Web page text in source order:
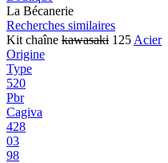
La Bécanerie
Recherches similaires
Kit chaîne kawasaki 125 Acier
Origine
Type
520
Pbr
Cagiva
428
03
98